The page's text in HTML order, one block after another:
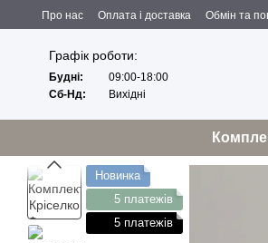
Перейти до основного контенту
Про нас Оплата і доставка Обмін та
Угода користувача
Відгуки про магазин
Графік роботи:
Будні:
09:00-18:00
Сб-Нд:
Вихідні
Новинка
5 платежів
5 платежів